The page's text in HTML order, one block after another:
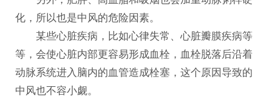
化，所以也是中风的危险因素。
某些心脏疾病，比如心律失常、心脏瓣膜疾病等
等，会使心脏内部更容易形成血栓，血栓脱落后沿着
动脉系统进入脑内的血管造成栓塞，这个原因导致的
中风也不容小觑。